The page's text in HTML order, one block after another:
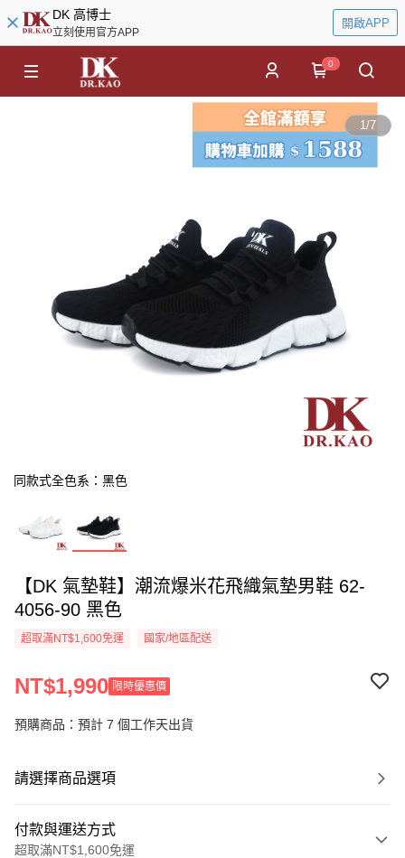
DK 高博士
立刻使用官方APP
開啟APP
0
1/7
同款式全色系：黑色
【DK 氣墊鞋】潮流爆米花飛織氣墊男鞋 62-
4056-90 黑色
超取滿NT$1,600免運 國家/地區配送
NT$1,990 限時優惠價
預購商品：預計 7 個工作天出貨
請選擇商品選項
付款與運送方式
超取滿NT$1,600免運